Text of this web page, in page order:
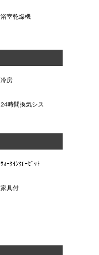
浴室乾燥機
冷房
24時間換気シス
ｳｫｰｸｲﾝｸﾛｰｾﾞｯﾄ
家具付